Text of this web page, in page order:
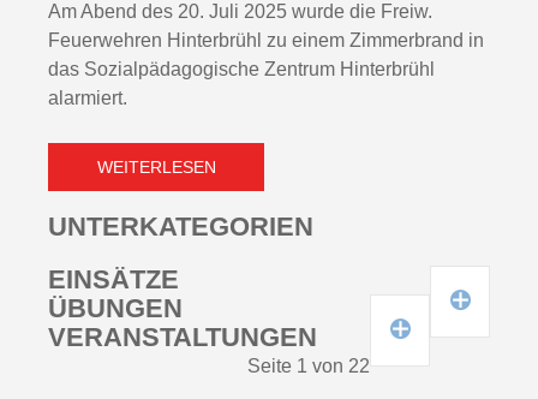
Am Abend des 20. Juli 2025 wurde die Freiw.
Feuerwehren Hinterbrühl zu einem Zimmerbrand in
das Sozialpädagogische Zentrum Hinterbrühl
alarmiert.
WEITERLESEN
UNTERKATEGORIEN
EINSÄTZE
EINSÄTZE 2021
EINSÄTZE 2022
ÜBUNGEN
ÜBUNGEN 2021
VERANSTALTUNGEN
Seite 1 von 22